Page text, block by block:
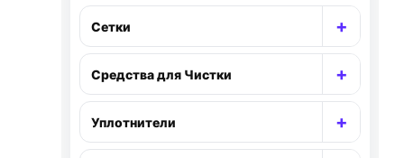
Сетки +
Средства для Чистки +
Уплотнители +